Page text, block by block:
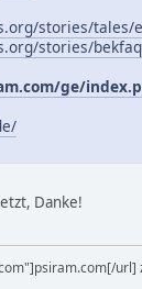
stories/tales/
stories/
ge/
Danke!
url]